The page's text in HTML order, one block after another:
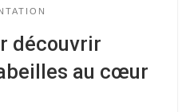
découvrir
au cœur